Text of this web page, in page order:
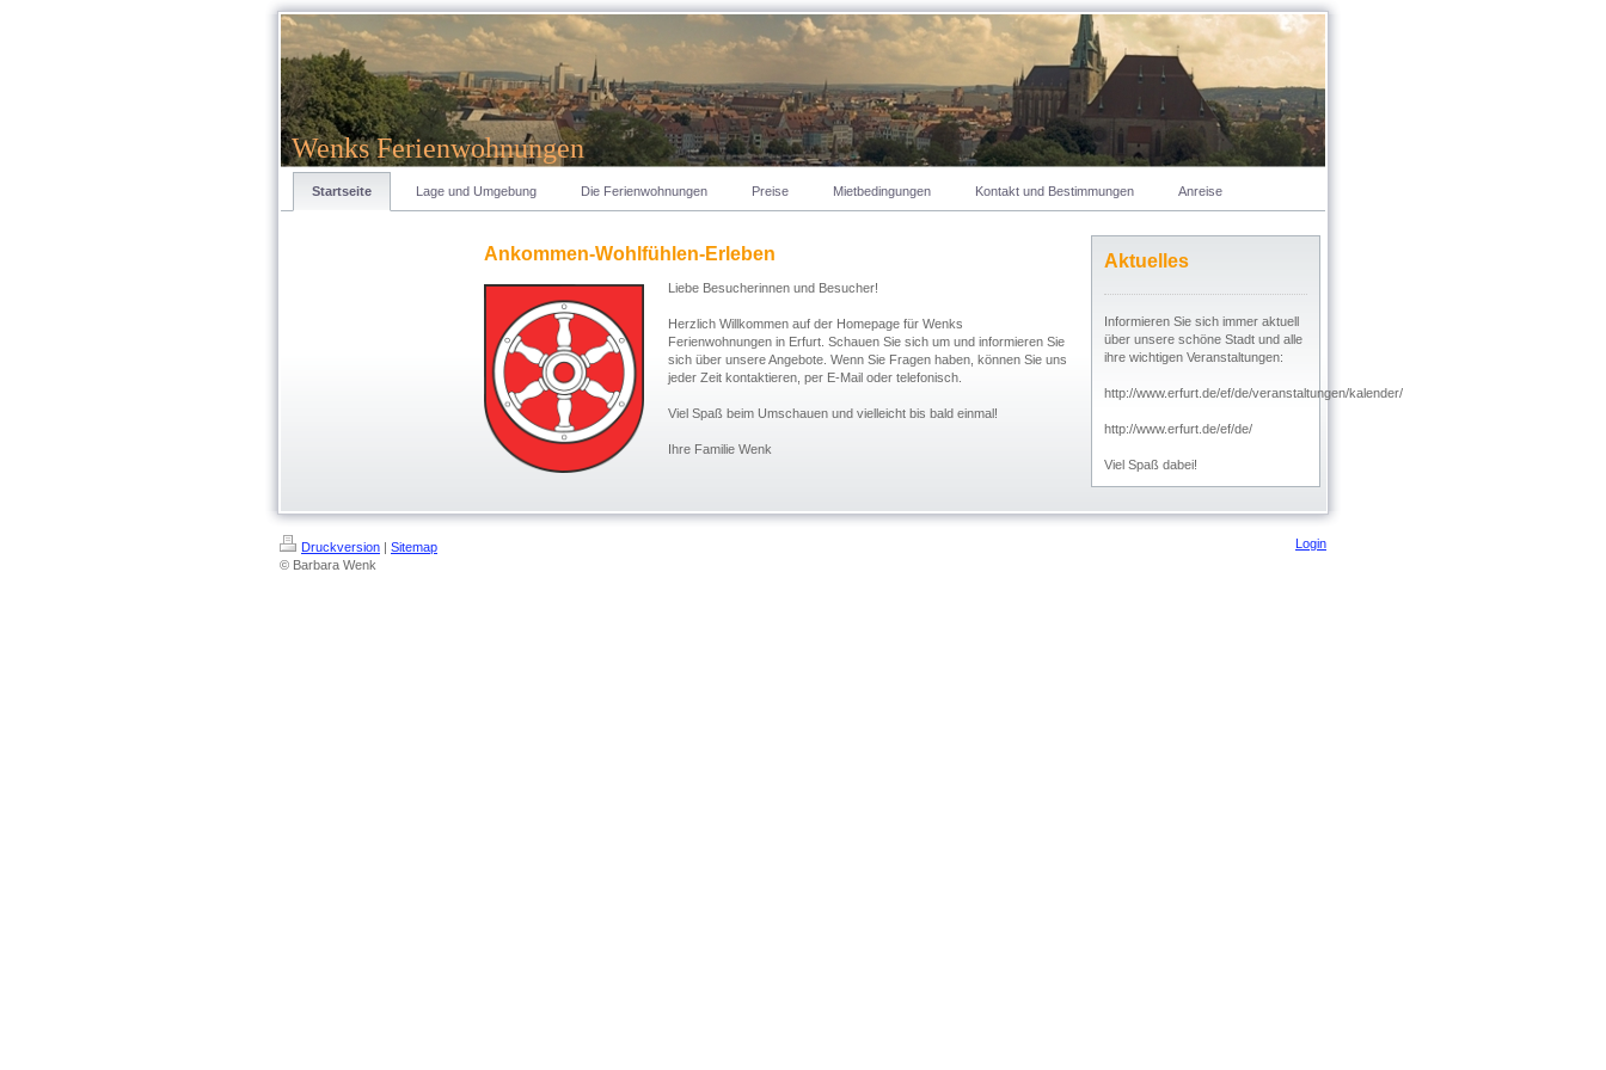
Wenks Ferienwohnungen
Startseite Lage und Umgebung Die Ferienwohnungen Preise Mietbedingungen Kontakt und Bestimmungen Anreise
Ankommen-Wohlfühlen-Erleben
Liebe Besucherinnen und Besucher!
Herzlich Willkommen auf der Homepage für Wenks
Ferienwohnungen in Erfurt. Schauen Sie sich um und informieren Sie
sich über unsere Angebote. Wenn Sie Fragen haben, können Sie uns
jeder Zeit kontaktieren, per E-Mail oder telefonisch.
Viel Spaß beim Umschauen und vielleicht bis bald einmal!
Ihre Familie Wenk
Aktuelles
Informieren Sie sich immer aktuell
über unsere schöne Stadt und alle
ihre wichtigen Veranstaltungen:
http://www.erfurt.de/ef/de/veranstaltungen/kalender/
http://www.erfurt.de/ef/de/
Viel Spaß dabei!
Druckversion | Sitemap
© Barbara Wenk
Login